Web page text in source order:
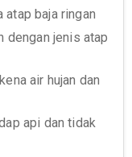
atap baja ringan
dengan jenis atap
air hujan dan
api dan tidak